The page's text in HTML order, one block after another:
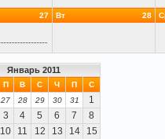
27 28
Вт
Январь 2011
П В С Ч П
С
27 28 29 30 31 1
3 4 5 6 7 8
10 11 12 13 14 15